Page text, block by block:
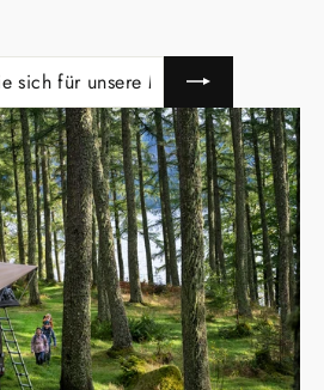
Melden
Sie
sich
für
unsere
Mailingliste
an
Abonnieren